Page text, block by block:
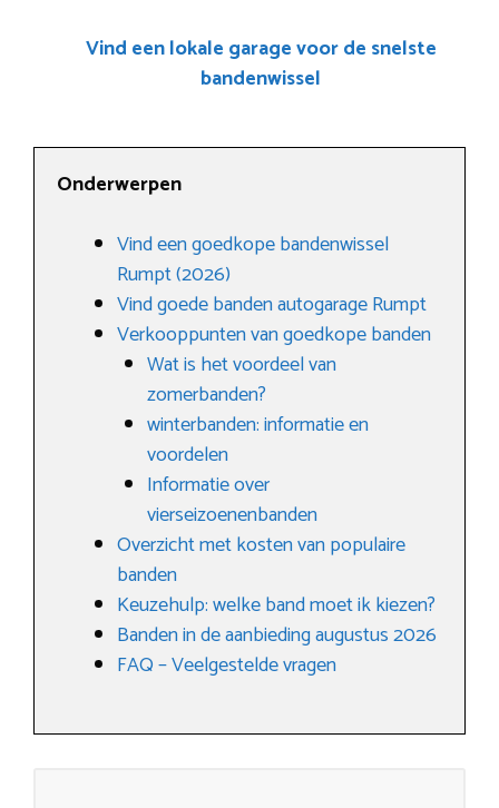
Vind een lokale garage voor de snelste
bandenwissel
Onderwerpen
Vind een goedkope bandenwissel
Rumpt (2026)
Vind goede banden autogarage Rumpt
Verkooppunten van goedkope banden
Wat is het voordeel van
zomerbanden?
winterbanden: informatie en
voordelen
Informatie over
vierseizoenenbanden
Overzicht met kosten van populaire
banden
Keuzehulp: welke band moet ik kiezen?
Banden in de aanbieding augustus 2026
FAQ – Veelgestelde vragen